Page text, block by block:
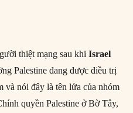
thiệt mạng sau khiIsrael
Palestine đang được điều trị
và nói đây là tên lửa của nhóm
quyền Palestine ở Bờ Tây,